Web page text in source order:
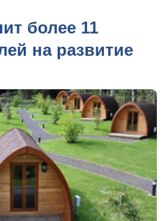
более 11
на развитие